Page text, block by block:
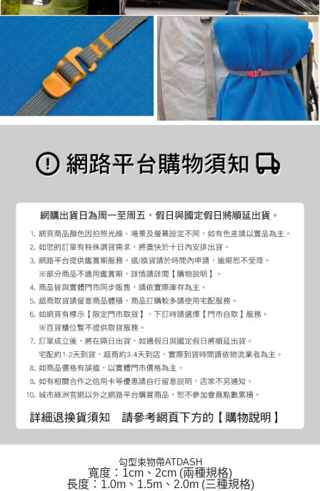
勾型束物帶ATDASH
寬度：1cm、2cm (兩種規格)
長度：1.0m、1.5m、2.0m (三種規格)